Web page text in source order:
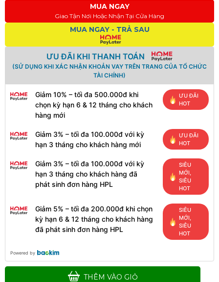
MUA NGAY
Giao Tận Nơi Hoặc Nhận Tại Cửa Hàng
MUA NGAY - TRẢ SAU
ƯU ĐÃI KHI THANH TOÁN
(SỬ DỤNG KHI XÁC NHẬN KHOẢN VAY TRÊN TRANG CỦA TỔ CHỨC
TÀI CHÍNH)
Giảm 10% – tối đa 500.000đ khi
chọn kỳ hạn 6 & 12 tháng cho khách
hàng mới
ƯU ĐÃI
HOT
Giảm 3% – tối đa 100.000đ với kỳ
hạn 3 tháng cho khách hàng mới
ƯU ĐÃI
HOT
Giảm 3% – tối đa 100.000đ với kỳ
hạn 3 tháng cho khách hàng đã
phát sinh đơn hàng HPL
SIÊU
MỚI,
SIÊU
HOT
Giảm 5% – tối đa 200.000đ khi chọn
kỳ hạn 6 & 12 tháng cho khách hàng
đã phát sinh đơn hàng HPL
SIÊU
MỚI,
SIÊU
HOT
Powered by
THÊM VÀO GIỎ